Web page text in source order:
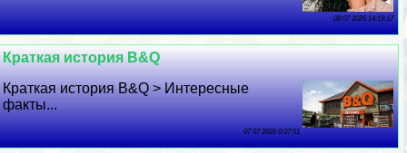
08 07 2026 14:19:17
Краткая история B&Q
Краткая история B&Q > Интересные
факты...
07 07 2026 0:37:51